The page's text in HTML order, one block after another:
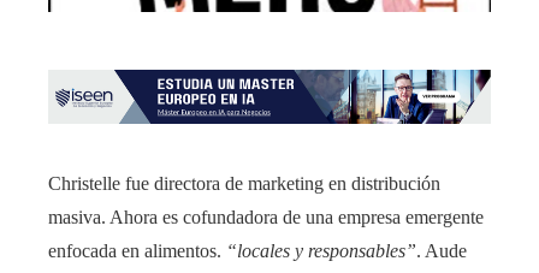
Christelle fue directora de marketing en distribución
masiva. Ahora es cofundadora de una empresa emergente
enfocada en alimentos. “locales y responsables”. Aude